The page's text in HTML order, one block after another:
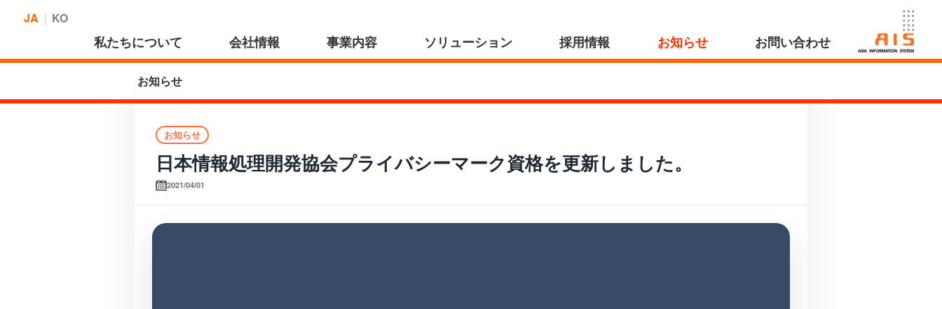
JA KO
私たちについて 会社情報 事業内容 ソリューション 採用情報 お知らせ お問い合わせ
お知らせ
お知らせ
日本情報処理開発協会プライバシーマーク資格を更新しました。
2021/04/01